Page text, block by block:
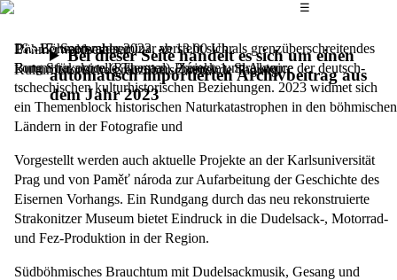
Das
☰
Bei dieser Seite handelt es sich um einen
automatisch importierten Archivbeitrag aus
dem Jahr 2023
Böhmerwaldseminar
Kulturhistorische grenzüberschreitende Tagung
Das Böhmerwaldseminar versteht sich als grenzüberschreitendes
Forum für aktuelle Themen, Projekte und Akteure der deutsch-
tschechischen kulturhistorischen Beziehungen. 2023 widmet sich
ein Themenblock historischen Naturkatastrophen in den böhmischen
Ländern in der Fotografie und
Vorgestellt werden auch aktuelle Projekte an der Karlsuniversität
Prag und von Paměť národa zur Aufarbeitung der Geschichte des
Eisernen Vorhangs. Ein Rundgang durch das neu rekonstruierte
Strakonitzer Museum bietet Eindruck in die Dudelsack-, Motorrad-
und Fez-Produktion in der Region.
Südböhmisches Brauchtum mit Dudelsackmusik, Gesang und
16.–17. September 2023,ab 13.00 Uhr
Burg Strakonice (Rittersaal), Zámek 1, Strakonice